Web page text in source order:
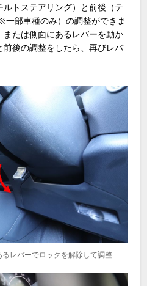
トステアリング）と前後（テ
部車種のみ）の調整ができま
たは側面にあるレバーを動か
前後の調整をしたら、再びレバ
レバーでロックを解除して調整